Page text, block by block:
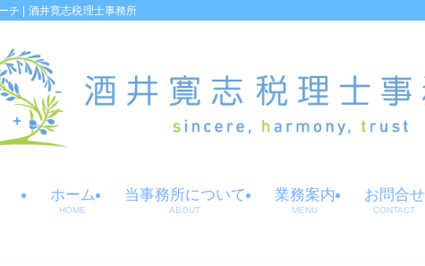
チ | 酒井寛志税理士事務所
ホーム
HOME
当事務所について
ABOUT
業務案内
MENU
お問合せ
CONTACT